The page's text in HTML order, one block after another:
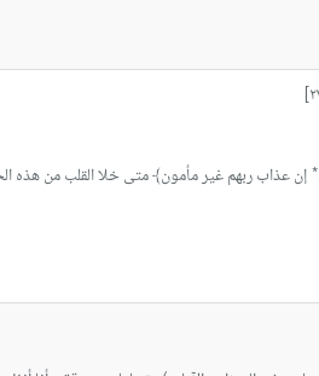
عذاب ربهم غير مأمون﴾ متى خلا القلب من هذه